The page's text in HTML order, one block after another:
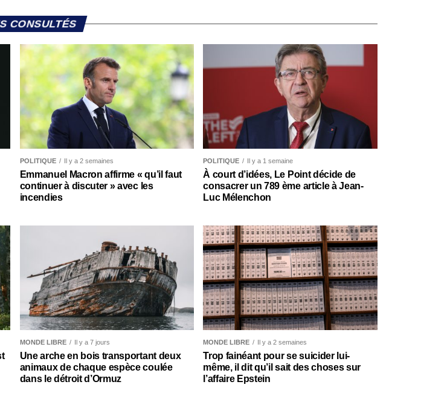
CONSULTÉS
POLITIQUE Il y a 2 semaines
Emmanuel Macron affirme « qu’il faut
continuer à discuter » avec les
incendies
POLITIQUE Il y a 1 semaine
À court d’idées, Le Point décide de
consacrer un 789 ème article à Jean-
Luc Mélenchon
MONDE LIBRE Il y a 7 jours
Une arche en bois transportant deux
animaux de chaque espèce coulée
dans le détroit d’Ormuz
MONDE LIBRE Il y a 2 semaines
Trop fainéant pour se suicider lui-
même, il dit qu’il sait des choses sur
l’affaire Epstein